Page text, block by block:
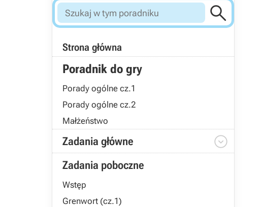

Strona główna
Poradnik do gry
Porady ogólne cz.1
Porady ogólne cz.2
Małżeństwo
Zadania główne 
Zadania poboczne
Wstęp
Grenwort (cz.1)